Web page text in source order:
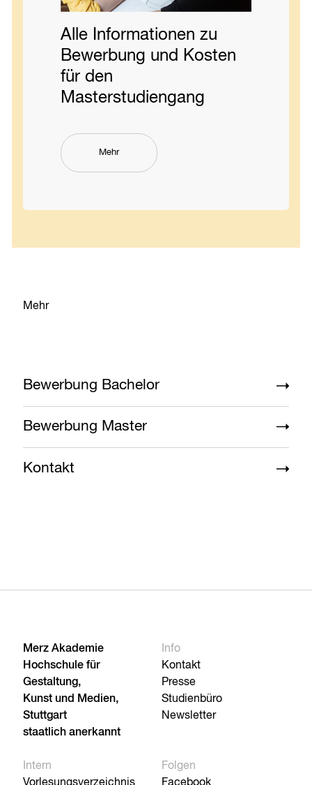
Alle Informationen zu
Bewerbung und Kosten
für den
Masterstudiengang
Mehr
Mehr
Bewerbung Bachelor
Bewerbung Master
Kontakt
Merz Akademie
Hochschule für
Gestaltung,
Kunst und Medien,
Stuttgart
staatlich anerkannt
Info
Kontakt
Presse
Studienbüro
Newsletter
Intern
Vorlesungsverzeichnis
Folgen
Facebook